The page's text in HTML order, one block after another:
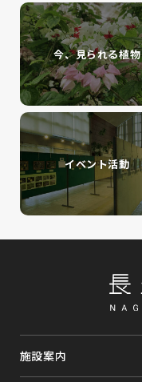
今、見られる植物
イベント活動
施設案内